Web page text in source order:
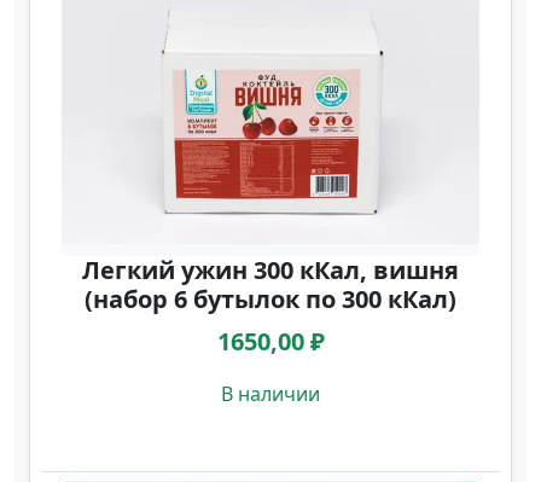
Легкий ужин 300 кКал, вишня
(набор 6 бутылок по 300 кКал)
1650,00 ₽
В наличии